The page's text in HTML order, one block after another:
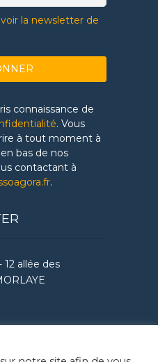
la newsletter de
connaissance de
. Vous
à tout moment à
bas de nos
contactant à
.
12 allée des
- Ateliers